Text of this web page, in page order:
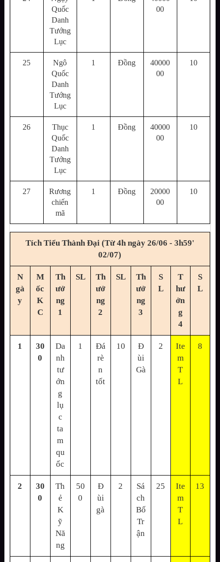
Quốc
Danh
Tướng
Lục
00
25
Ngô
Quốc
Danh
Tướng
Lục
1 Đồng
40000
00
10
26
Thục
Quốc
Danh
Tướng
Lục
1 Đồng
40000
00
10
27
Rương
chiến
mã
1 Đồng
20000
00
10
Tích Tiểu Thành Đại (Từ 4h ngày 26/06 - 3h59'
02/07)
N
gà
y
M
ốc
K
C
Th
ưở
ng
1
SL
Th
ưở
ng
2
SL
Th
ưở
ng
3
S
L
T
hư
ởn
g
4
S
L
1
30
0
Da
nh
tư
ớn
g
lụ
c
ta
m
qu
ốc
1
Đá
rè
n
tốt
10
Đ
ùi
Gà
2
Ite
m
T
L
8
2
30
0
Th
ẻ
K
ỹ
Nă
ng
50
0
Đ
ùi
gà
2
Sá
ch
Bố
Tr
ận
25
Ite
m
T
L
13